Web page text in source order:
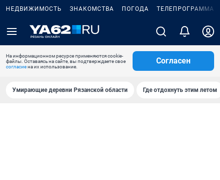
НЕДВИЖИМОСТЬ ЗНАКОМСТВА ПОГОДА ТЕЛЕПРОГРАММА
На информационном ресурсе применяются cookie-
файлы. Оставаясь на сайте, вы подтверждаете свое
согласиена их использование.
Согласен
Умирающие деревни Рязанской области Где отдохнуть этим летом